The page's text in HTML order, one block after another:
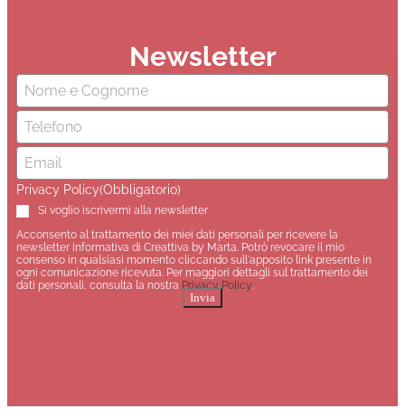
Newsletter
Nome
Email (Obbligatorio)
Privacy Policy(Obbligatorio)
Si voglio iscrivermi alla newsletter
Acconsento al trattamento dei miei dati personali per ricevere la
newsletter informativa di Creattiva by Marta. Potrò revocare il mio
consenso in qualsiasi momento cliccando sull'apposito link presente in
ogni comunicazione ricevuta. Per maggiori dettagli sul trattamento dei
dati personali, consulta la nostra Privacy Policy.
Invia